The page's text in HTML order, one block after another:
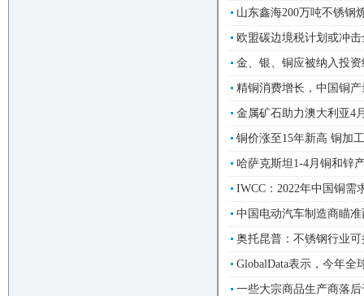
山东鑫海200万吨不锈钢
欧盟碳边境税计划或冲
金、银、铜应被纳入投
精铜消费增长，中国铜
金属矿石助力澳大利亚4
铜价涨至15年新高 铜加
哈萨克斯坦1-4月铜和锌
IWCC：2022年中国铜需
中国电动汽车制造商瞄
奥托昆普：不锈钢行业
GlobalData表示，今年
一些大宗商品生产商落